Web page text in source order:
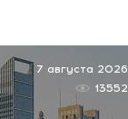
7 августа 2026
13552